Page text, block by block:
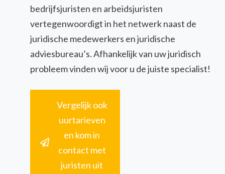
bedrijfsjuristen en arbeidsjuristen
vertegenwoordigt in het netwerk naast de
juridische medewerkers en juridische
adviesbureau’s. Afhankelijk van uw juridisch
probleem vinden wij voor u de juiste specialist!
Vergelijk ook
uurtarieven
en kom in
contact met
juristen uit